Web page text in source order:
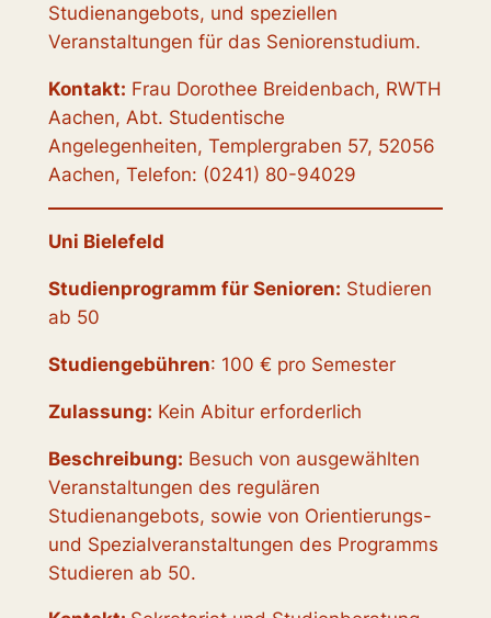
Studienangebots, und speziellen
Veranstaltungen für das Seniorenstudium.
Kontakt: Frau Dorothee Breidenbach, RWTH
Aachen, Abt. Studentische
Angelegenheiten, Templergraben 57, 52056
Aachen, Telefon: (0241) 80-94029
Uni Bielefeld
Studienprogramm für Senioren: Studieren
ab 50
Studiengebühren: 100 € pro Semester
Zulassung: Kein Abitur erforderlich
Beschreibung: Besuch von ausgewählten
Veranstaltungen des regulären
Studienangebots, sowie von Orientierungs-
und Spezialveranstaltungen des Programms
Studieren ab 50.